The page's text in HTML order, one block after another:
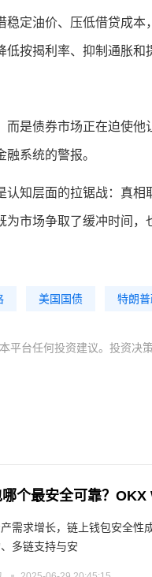
定油价、压低借贷成
按揭利率、抑制通胀和
是债券市场正在迫使
系统的警报。
知层面的拉锯战：真
为市场争取了缓冲时间
美国国债 特朗
平台任何投资建议。投资决
个最安全可靠？
需求增长，链上钱包安全性
多链支持与安